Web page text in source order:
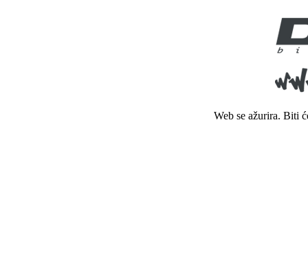
Web se ažurira. Biti